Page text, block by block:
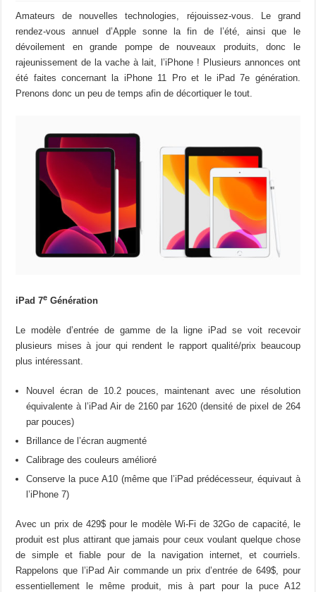
Amateurs de nouvelles technologies, réjouissez-vous. Le grand
rendez-vous annuel d’Apple sonne la fin de l’été, ainsi que le
dévoilement en grande pompe de nouveaux produits, donc le
rajeunissement de la vache à lait, l’iPhone ! Plusieurs annonces ont
été faites concernant la iPhone 11 Pro et le iPad 7e génération.
Prenons donc un peu de temps afin de décortiquer le tout.
iPad 7e Génération
Le modèle d’entrée de gamme de la ligne iPad se voit recevoir
plusieurs mises à jour qui rendent le rapport qualité/prix beaucoup
plus intéressant.
Nouvel écran de 10.2 pouces, maintenant avec une résolution
équivalente à l’iPad Air de 2160 par 1620 (densité de pixel de 264
par pouces)
Brillance de l’écran augmenté
Calibrage des couleurs amélioré
Conserve la puce A10 (même que l’iPad prédécesseur, équivaut à
l’iPhone 7)
Avec un prix de 429$ pour le modèle Wi-Fi de 32Go de capacité, le
produit est plus attirant que jamais pour ceux voulant quelque chose
de simple et fiable pour de la navigation internet, et courriels.
Rappelons que l’iPad Air commande un prix d’entrée de 649$, pour
essentiellement le même produit, mis à part pour la puce A12